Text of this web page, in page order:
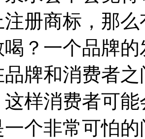
册商标，那
？一个品牌
牌和消费者
样消费者可
一个非常可怕